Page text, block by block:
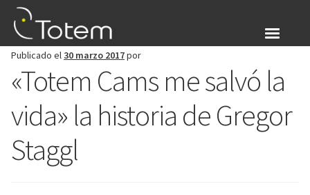
Ir
a
navegación
Ir
al
contenido
Sobre nosotros
el
hijo
Publicado el 30 marzo 2017por
«Totem Cams me salvó la
vida» la historia de Gregor
Staggl